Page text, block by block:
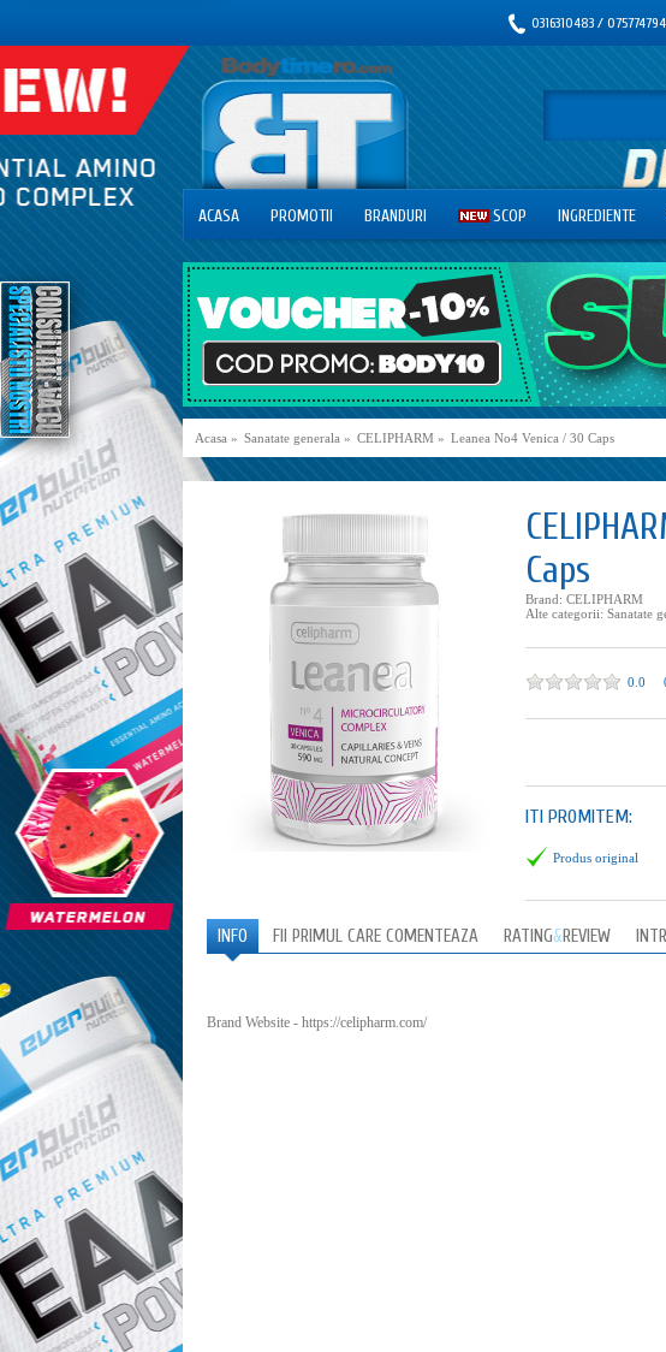
0316310483 /
ACASA PROMOTII BRANDURI SCOP INGREDIENTE
Acasa » Sanatate generala » CELIPHARM » Leanea No4 Venica / 30 Caps
Caps
Brand: CELIPHARM
Alte categorii: Sanatate
0.0
ITI PROMITEM:
Produs original
INFO FII PRIMUL CARE COMENTEAZA RATING&REVIEW
Brand Website - https://celipharm.com/